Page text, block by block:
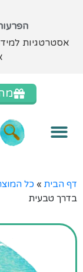
אסטרטגיות
דף הבית » כל
בדרך טבעית